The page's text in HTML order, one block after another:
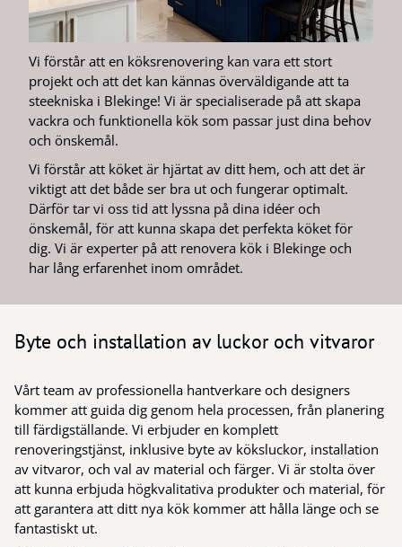
Vi förstår att en köksrenovering kan vara ett stort
projekt och att det kan kännas överväldigande att ta
steekniska i Blekinge! Vi är specialiserade på att skapa
vackra och funktionella kök som passar just dina behov
och önskemål.
Vi förstår att köket är hjärtat av ditt hem, och att det är
viktigt att det både ser bra ut och fungerar optimalt.
Därför tar vi oss tid att lyssna på dina idéer och
önskemål, för att kunna skapa det perfekta köket för
dig. Vi är experter på att renovera kök i Blekinge och
har lång erfarenhet inom området.
Byte och installation av luckor och vitvaror
Vårt team av professionella hantverkare och designers
kommer att guida dig genom hela processen, från planering
till färdigställande. Vi erbjuder en komplett
renoveringstjänst, inklusive byte av köksluckor, installation
av vitvaror, och val av material och färger. Vi är stolta över
att kunna erbjuda högkvalitativa produkter och material, för
att garantera att ditt nya kök kommer att hålla länge och se
fantastiskt ut.